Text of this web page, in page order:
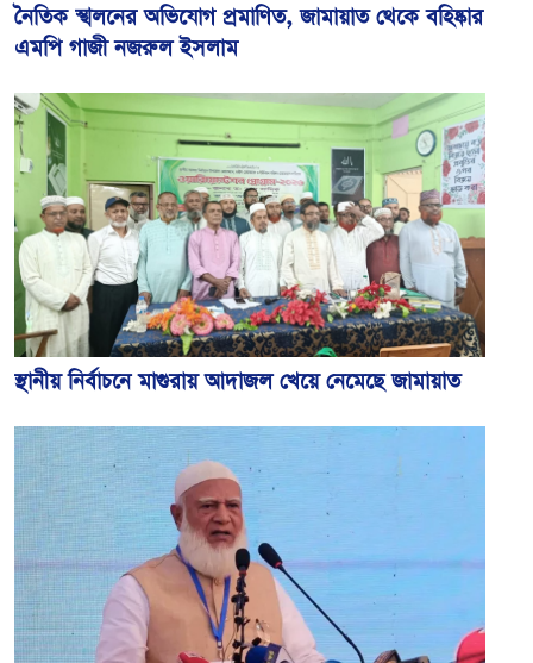
নৈতিক স্খলনের অভিযোগ প্রমাণিত, জামায়াত থেকে বহিষ্কার
এমপি গাজী নজরুল ইসলাম
স্থানীয় নির্বাচনে মাগুরায় আদাজল খেয়ে নেমেছে জামায়াত